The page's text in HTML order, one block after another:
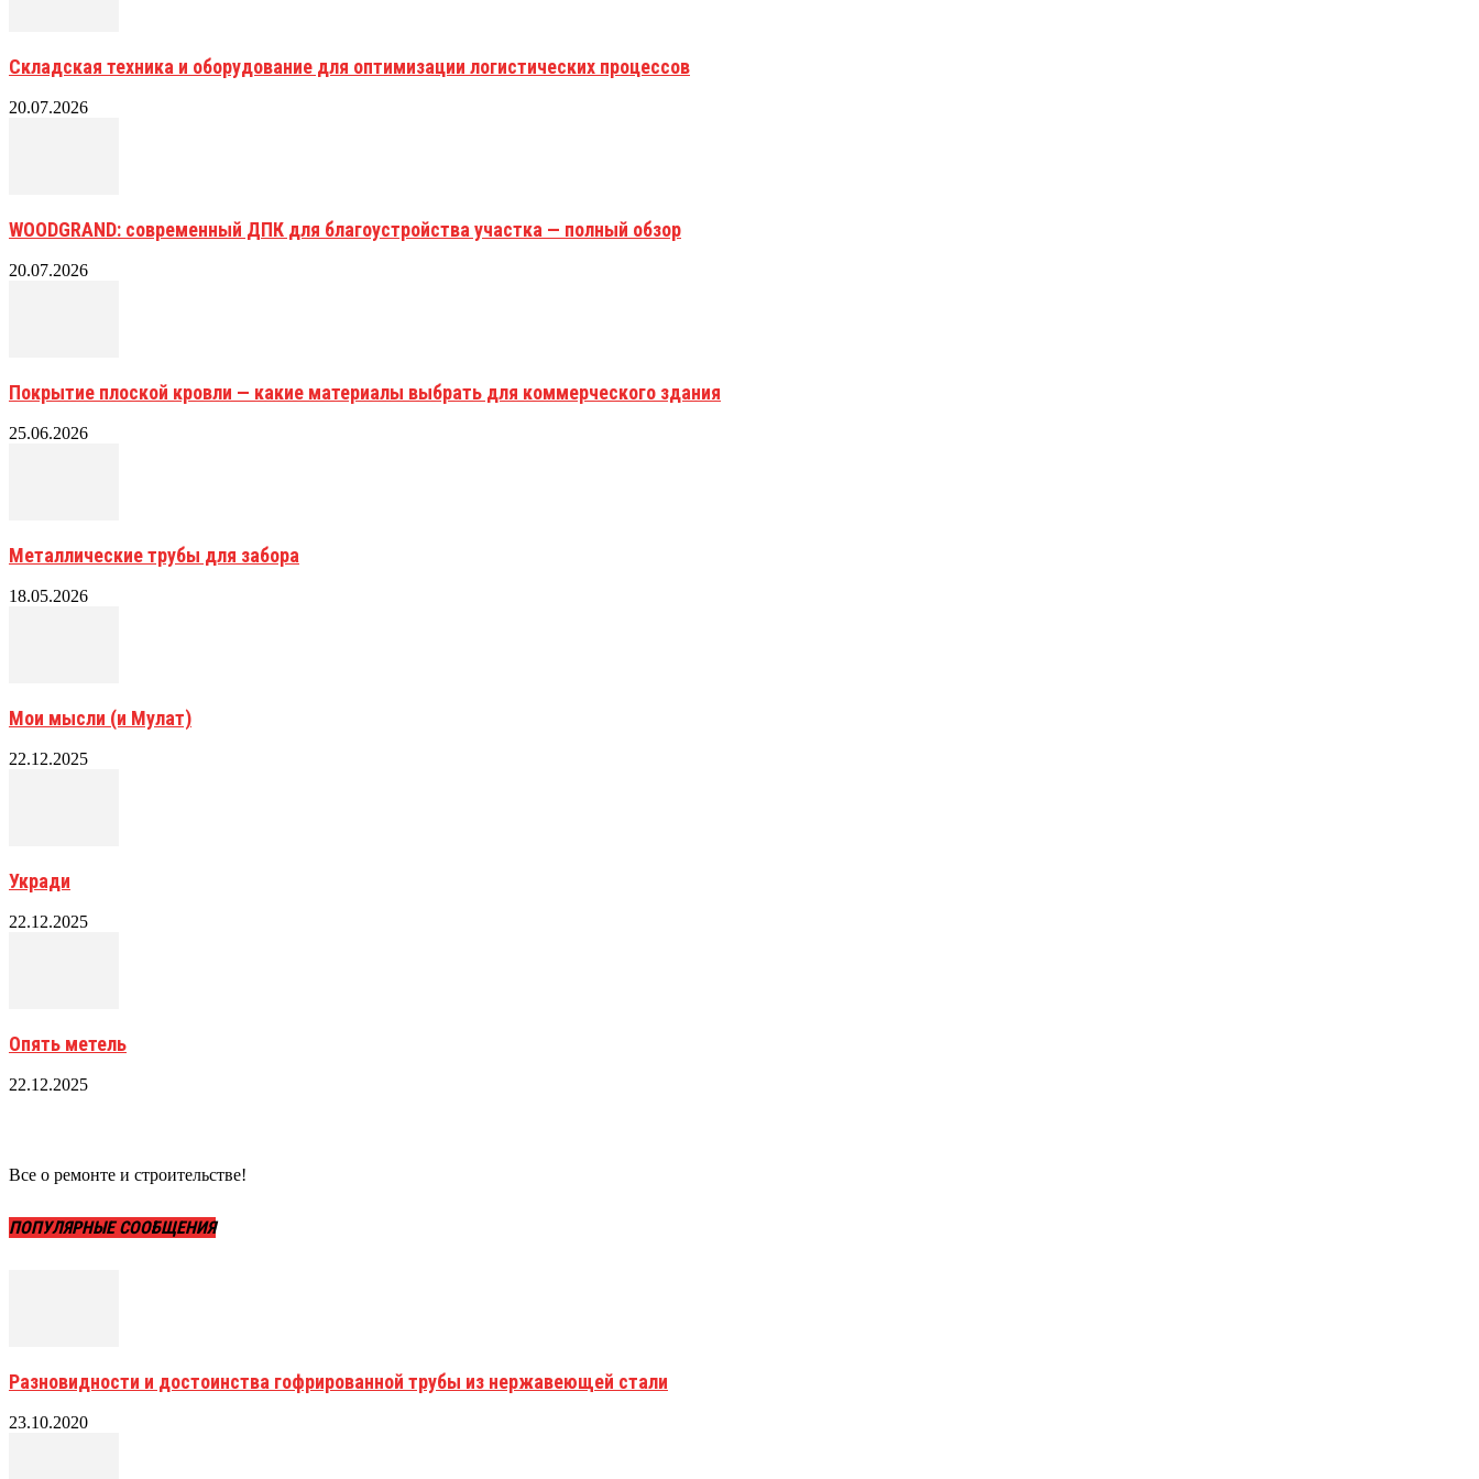
Складская техника и оборудование для оптимизации логистических процессов
20.07.2026
WOODGRAND: современный ДПК для благоустройства участка — полный обзор
20.07.2026
Покрытие плоской кровли — какие материалы выбрать для коммерческого здания
25.06.2026
Металлические трубы для забора
18.05.2026
Мои мысли (и Мулат)
22.12.2025
Укради
22.12.2025
Опять метель
22.12.2025
Все о ремонте и строительстве!
ПОПУЛЯРНЫЕ СООБЩЕНИЯ
Разновидности и достоинства гофрированной трубы из нержавеющей стали
23.10.2020